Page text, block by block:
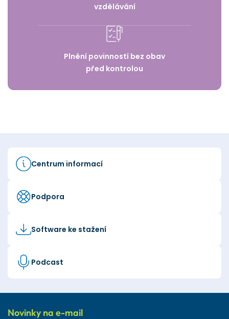
vzdělávání
Plnění povinností bez obav
před kontrolou
Centrum informací
Podpora
Software ke stažení
Podcast
Novinky na e-mail